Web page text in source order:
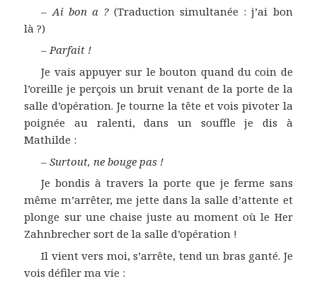
– Ai bon a ?(Traduction simultanée : j’ai bon
là ?)
–Parfait !
Je vais appuyer sur le bouton quand du coin de
l’oreille je perçois un bruit venant de la porte de la
salle d’opération. Je tourne la tête et vois pivoter la
poignée au ralenti, dans un souffle je dis à
Mathilde :
–Surtout, ne bouge pas !
Je bondis à travers la porte que je ferme sans
même m’arrêter, me jette dans la salle d’attente et
plonge sur une chaise juste au moment où le Her
Zahnbrecher sort de la salle d’opération !
Il vient vers moi, s’arrête, tend un bras ganté. Je
vois défiler ma vie :